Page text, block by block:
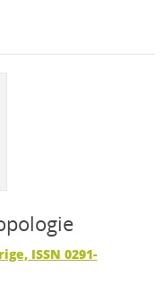
ISSN 0291-